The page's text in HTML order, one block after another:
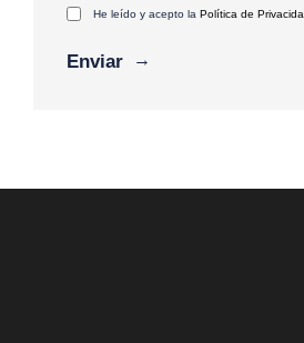
He leído y acepto la Política de